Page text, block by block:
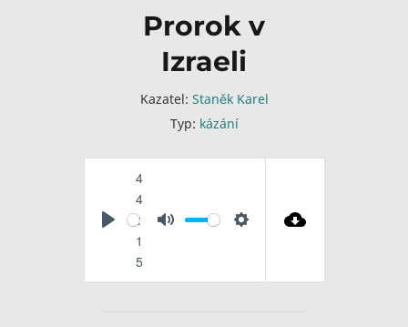
Prorok v
Izraeli
Kazatel: Staněk Karel
Typ: kázání
P
4
4
:
1
5
M
S